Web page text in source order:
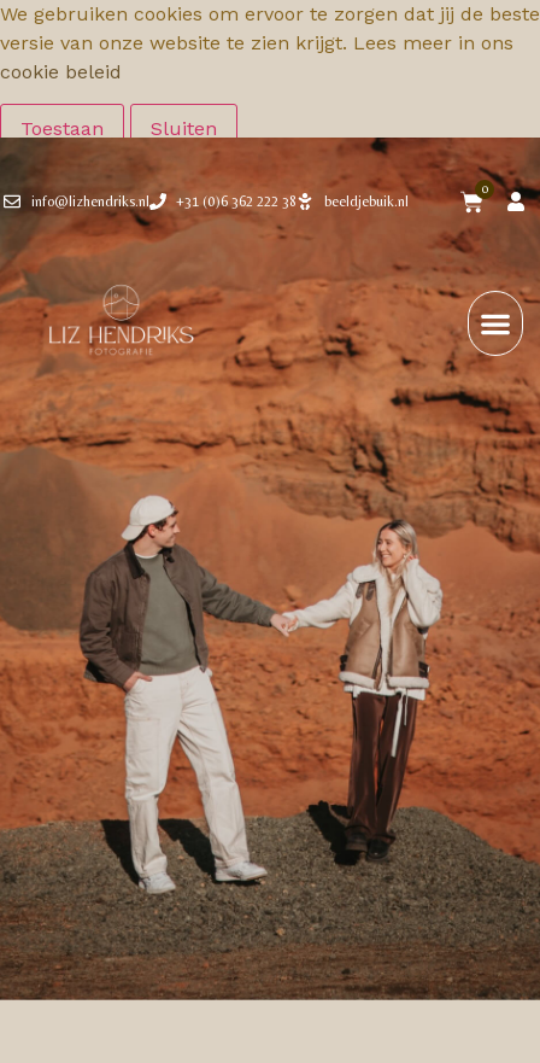
We gebruiken cookies om ervoor te zorgen dat jij de beste
versie van onze website te zien krijgt. Lees meer in ons
cookie beleid
Toestaan Sluiten
info@lizhendriks.nl +31 (0)6 362 222 38 beeldjebuik.nl
0